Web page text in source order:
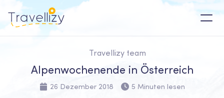
Travellizy team
Alpenwochenende in Österreich
26 Dezember 2018 5 Minuten lesen